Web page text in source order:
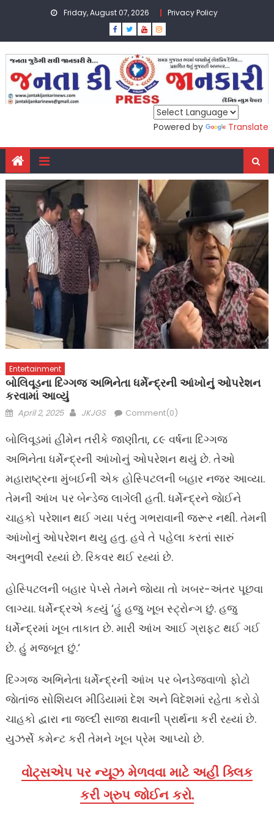
Friday, August 07, 2026 Privacy Policy
Powered by Translate
Entertainment
બોલિવૂડના દિગ્ગજ અભિનેતા ધર્મેન્દ્રની આંખોનું ઓપરેશન
કરવામાં આવ્યું
Posted
April 2, 2025 Author
JKJGS Comment(0)
બોલિવૂડમાં હીમેન તરીકે જાણીતા, ૮૯ વર્ષના દિગ્ગજ
અભિનેતા ધર્મેન્દ્રની આંખોનું ઓપરેશન થયું છે. તેઓ
મહારાષ્ટ્રના મુંબઈની એક હોસ્પિટલની બહાર નજર આવ્યા.
તેમની આંખ પર બેન્ડેજ લાગેલી હતી. ધર્મેન્દ્રને જાેઈને
ચાહકો પરેશાન થઈ ગયા પરંતુ ગભરાવાની જરૂર નથી. તેમની
આંખોનું ઓપરેશન થયુ હતુ. હવે તે પહેલા કરતાં સારું
અનુભવી રહ્યાં છે. રિકવર થઈ રહ્યાં છે.
હોસ્પિટલની બહાર પેપ્સે તેમને જાેયા તો ખબર-અંતર પૂછવા
લાગ્યા. ધર્મેન્દ્રએ કહ્યું ‘હું હજુ ખૂબ સ્ટ્રોન્ગ છું. હજુ
ધર્મેન્દ્રમાં ખૂબ તાકાત છે. મારી આંખ આઈ ગ્રાફ્ટ થઈ ગઈ
છે. હું મજબૂત છું.‘
દિગ્ગજ અભિનેતા ધર્મેન્દ્રની આંખ પર બેનડેજવાળો ફોટો
જાેતાંજ સોશિયલ મીડિયામાં દેશ અને વિદેશમાં રહેતા કરોડો
ચાહકો દ્વારા ના જલ્દી સાજા થવાની પ્રાર્થના કરી રહ્યાં છે.
યુઝર્સે કમેન્ટ કરી તેમને ખૂબ પ્રેમ આપ્યો છે.
વોટ્સએપ પર ન્યૂઝ મેળવવા માટે અહીં ક્લિક
કરી ગ્રુપ જોઈન કરો.